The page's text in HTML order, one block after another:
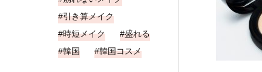
引き算メイク
時短メイク
盛れる
韓国
韓国コスメ